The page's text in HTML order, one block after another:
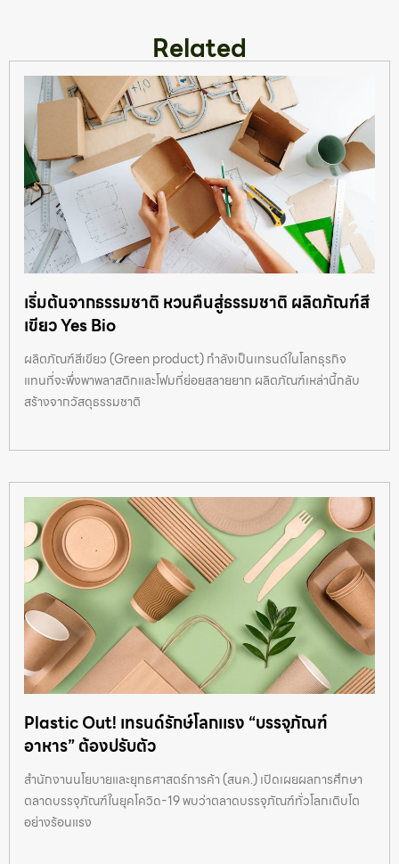
Related
เริ่มต้นจากธรรมชาติ หวนคืนสู่ธรรมชาติ ผลิตภัณฑ์สี
เขียว Yes Bio
ผลิตภัณฑ์สีเขียว (Green product) กำลังเป็นเทรนด์ในโลกธุรกิจ
แทนที่จะพึ่งพาพลาสติกและโฟมที่ย่อยสลายยาก ผลิตภัณฑ์เหล่านี้กลับ
สร้างจากวัสดุธรรมชาติ
Plastic Out! เทรนด์รักษ์โลกเเรง “บรรจุภัณฑ์
อาหาร” ต้องปรับตัว
สำนักงานนโยบายและยุทธศาสตร์การค้า (สนค.) เปิดเผยผลการศึกษา
ตลาดบรรจุภัณฑ์ในยุคโควิด-19 พบว่าตลาดบรรจุภัณฑ์ทั่วโลกเติบโต
อย่างร้อนแรง